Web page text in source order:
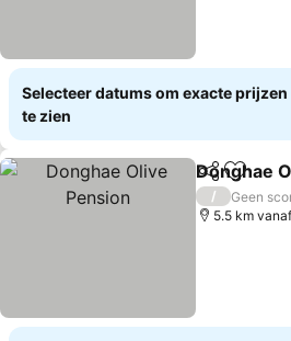
Selecteer datums om exacte prijzen
te zien
Delen
Donghae
/
Geen
5.5 km